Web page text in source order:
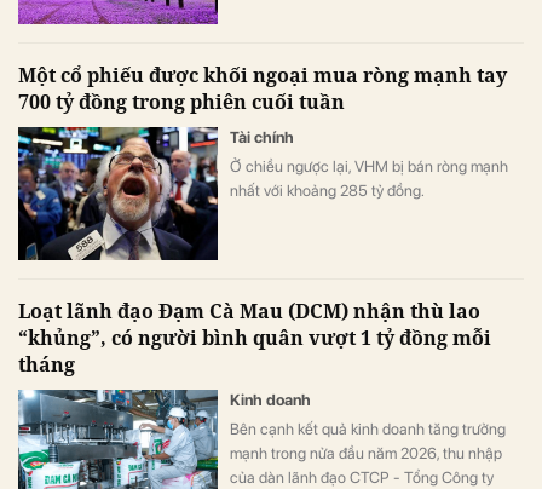
nhà nước tại doanh nghiệp nhà nước, doanh
nghiệp có vốn nhà nước.
Một cổ phiếu được khối ngoại mua ròng mạnh tay
700 tỷ đồng trong phiên cuối tuần
Tài chính
Ở chiều ngược lại, VHM bị bán ròng mạnh
nhất với khoảng 285 tỷ đồng.
Loạt lãnh đạo Đạm Cà Mau (DCM) nhận thù lao
“khủng”, có người bình quân vượt 1 tỷ đồng mỗi
tháng
Kinh doanh
Bên cạnh kết quả kinh doanh tăng trưởng
mạnh trong nửa đầu năm 2026, thu nhập
của dàn lãnh đạo CTCP - Tổng Công ty